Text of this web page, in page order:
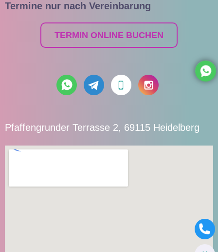
Termine nur nach Vereinbarung
TERMIN ONLINE BUCHEN
Pfaffengrunder Terrasse 2, 69115 Heidelberg